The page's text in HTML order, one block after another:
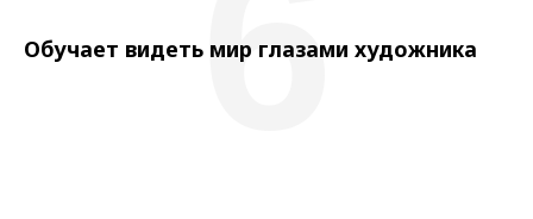
Обучает видеть мир глазами художника